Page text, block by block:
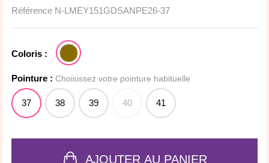
Référence N-LMEY151GDSANPE26-37
Coloris :
Pointure : Choisissez votre pointure habituelle
37 38 39 40 41
AJOUTER AU PANIER